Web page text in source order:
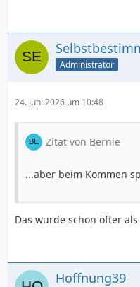
Administrator
24. Juni 2026 um 10:48
Zitat von Bernie
...aber beim Kommen
Das wurde schon öfter
Hoffnung39